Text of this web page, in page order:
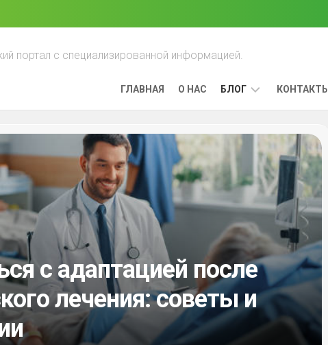
портал с специализированной информацией.
ГЛАВНАЯ О НАС БЛОГ
ПРЕИМУЩЕСТВА
ЛЕЧЕНИЯ
РАКА,
ВЫЯВЛЕННОГО
НА
СТАДИЯХ
ЛИМФОМА:
КАК
ОНА
РАЗВИВАЕТСЯ
И
КАК
КОНТАКТЫ
с адаптацией после
лечения: советы и